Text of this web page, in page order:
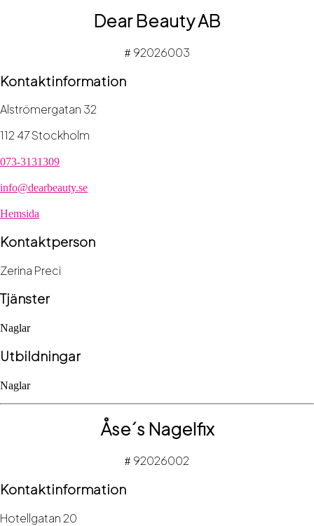
Dear Beauty AB
# 92026003
Kontaktinformation
Alströmergatan 32
112 47 Stockholm
073-3131309
info@dearbeauty.se
Hemsida
Kontaktperson
Zerina Preci
Tjänster
Naglar
Utbildningar
Naglar
Åse´s Nagelfix
# 92026002
Kontaktinformation
Hotellgatan 20